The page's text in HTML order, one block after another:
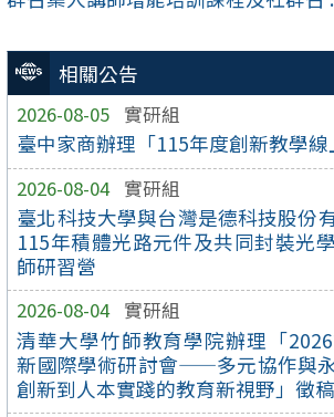
相關公告
2026-08-05 實研組
臺中家商辦理「115年度創新教學線
2026-08-04 實研組
臺北科技大學與台灣是德科技股份
115年積體光路元件及共同封裝光
師研習營
2026-08-04 實研組
清華大學竹師教育學院辦理「
新國際學術研討會——多元協作與
創新到人本實踐的教育新視野」徵